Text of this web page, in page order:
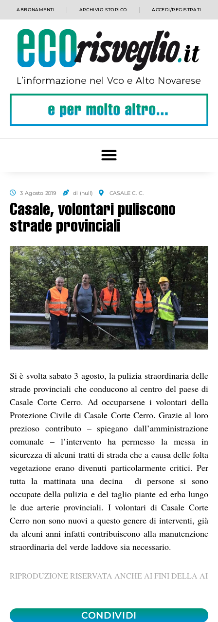
ABBONAMENTI ARCHIVIO STORICO ACCEDI/REGISTRATI
3 Agosto 2019 di (null) CASALE C. C.
Casale, volontari puliscono
strade provinciali
Si è svolta sabato 3 agosto, la pulizia straordinaria delle
strade provinciali che conducono al centro del paese di
Casale Corte Cerro. Ad occuparsene i volontari della
Protezione Civile di Casale Corte Cerro. Grazie al loro
prezioso contributo – spiegano dall’amministrazione
comunale – l’intervento ha permesso la messa in
sicurezza di alcuni tratti di strada che a causa delle folta
vegetazione erano divenuti particolarmente critici. Per
tutta la mattinata una decina di persone si sono
occupate della pulizia e del taglio piante ed erba lungo
le due arterie provinciali. I volontari di Casale Corte
Cerro non sono nuovi a questo genere di interventi, già
da alcuni anni infatti contribuiscono alla manutenzione
straordinaria del verde laddove sia necessario.
RIPRODUZIONE RISERVATA ANCHE AI FINI DELLA AI
CONDIVIDI